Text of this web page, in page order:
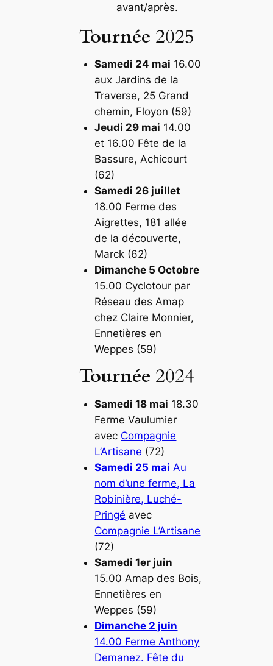
avant/après.
Tournée 2025
Samedi 24 mai 16.00
aux Jardins de la
Traverse, 25 Grand
chemin, Floyon (59)
Jeudi 29 mai 14.00
et 16.00 Fête de la
Bassure, Achicourt
(62)
Samedi 26 juillet
18.00 Ferme des
Aigrettes, 181 allée
de la découverte,
Marck (62)
Dimanche 5 Octobre
15.00 Cyclotour par
Réseau des Amap
chez Claire Monnier,
Ennetières en
Weppes (59)
Tournée 2024
Samedi 18 mai 18.30
Ferme Vaulumier
avec Compagnie
L’Artisane (72)
Samedi 25 mai Au
nom d’une ferme, La
Robinière, Luché-
Pringé avec
Compagnie L’Artisane
(72)
Samedi 1er juin
15.00 Amap des Bois,
Ennetières en
Weppes (59)
Dimanche 2 juin
14.00 Ferme Anthony
Demanez. Fête du